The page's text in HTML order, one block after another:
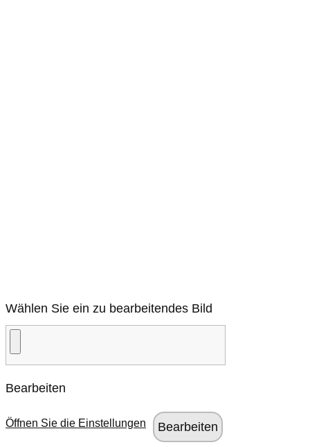
Wählen Sie ein zu bearbeitendes Bild
Bearbeiten
Öffnen Sie die Einstellungen